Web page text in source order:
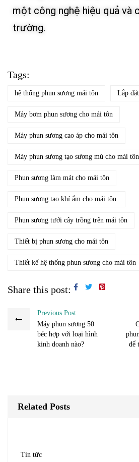
một công nghệ hiệu quả và
trường.
Tags:
hệ thống phun sương mái tôn Lắp
Máy bơm phun sương cho mái tôn
Máy phun sương cao áp cho mái tôn
Máy phun sương tạo sương mù cho mái tôn
Phun sương làm mát cho mái tôn
Phun sương tạo khí ẩm cho mái tôn.
Phun sương tưới cây trồng trên mái tôn
Thiết bị phun sương cho mái tôn
Thiết kế hệ thống phun sương cho mái tôn
Share this post:
Previous Post
Máy phun sương 50
béc hợp với loại hình
kinh doanh nào?
để
Related Posts
Tin tức